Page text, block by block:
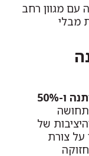
עם מגוון רחב
מבלי
50% כותנה ו-50%
של
על צורת